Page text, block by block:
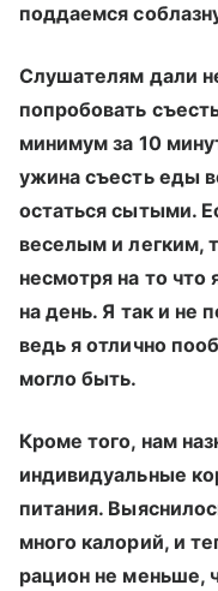
поддаемся
Слушателям дали
попробовать
минимум за 10
ужина съесть еды
остаться сытыми.
веселым и легким,
несмотря на то что
на день. Я так и не
ведь я отлично
могло быть.
Кроме того, нам
индивидуальные
питания.
много калорий, и
рацион не меньше,